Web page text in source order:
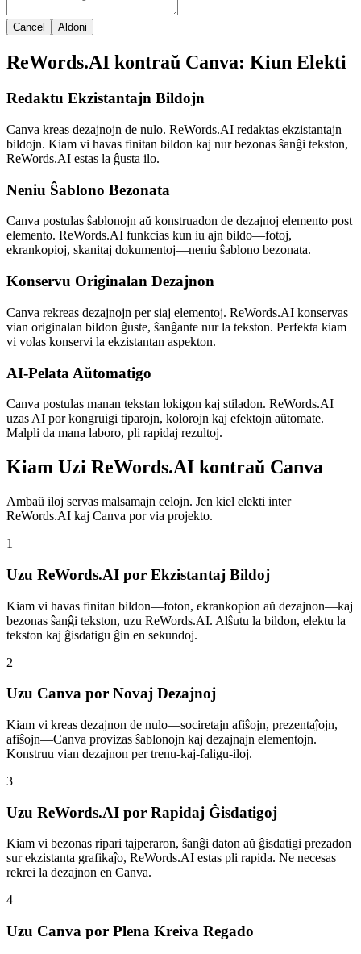
Cancel Aldoni
ReWords.AI kontraŭ Canva: Kiun Elekti
Redaktu Ekzistantajn Bildojn
Canva kreas dezajnojn de nulo. ReWords.AI redaktas ekzistantajn
bildojn. Kiam vi havas finitan bildon kaj nur bezonas ŝanĝi tekston,
ReWords.AI estas la ĝusta ilo.
Neniu Ŝablono Bezonata
Canva postulas ŝablonojn aŭ konstruadon de dezajnoj elemento post
elemento. ReWords.AI funkcias kun iu ajn bildo—fotoj,
ekrankopioj, skanitaj dokumentoj—neniu ŝablono bezonata.
Konservu Originalan Dezajnon
Canva rekreas dezajnojn per siaj elementoj. ReWords.AI konservas
vian originalan bildon ĝuste, ŝanĝante nur la tekston. Perfekta kiam
vi volas konservi la ekzistantan aspekton.
AI-Pelata Aŭtomatigo
Canva postulas manan tekstan lokigon kaj stiladon. ReWords.AI
uzas AI por kongruigi tiparojn, kolorojn kaj efektojn aŭtomate.
Malpli da mana laboro, pli rapidaj rezultoj.
Kiam Uzi ReWords.AI kontraŭ Canva
Ambaŭ iloj servas malsamajn celojn. Jen kiel elekti inter
ReWords.AI kaj Canva por via projekto.
1
Uzu ReWords.AI por Ekzistantaj Bildoj
Kiam vi havas finitan bildon—foton, ekrankopion aŭ dezajnon—kaj
bezonas ŝanĝi tekston, uzu ReWords.AI. Alŝutu la bildon, elektu la
tekston kaj ĝisdatigu ĝin en sekundoj.
2
Uzu Canva por Novaj Dezajnoj
Kiam vi kreas dezajnon de nulo—sociretajn afiŝojn, prezentaĵojn,
afiŝojn—Canva provizas ŝablonojn kaj dezajnajn elementojn.
Konstruu vian dezajnon per trenu-kaj-faligu-iloj.
3
Uzu ReWords.AI por Rapidaj Ĝisdatigoj
Kiam vi bezonas ripari tajperaron, ŝanĝi daton aŭ ĝisdatigi prezadon
sur ekzistanta grafikaĵo, ReWords.AI estas pli rapida. Ne necesas
rekrei la dezajnon en Canva.
4
Uzu Canva por Plena Kreiva Regado